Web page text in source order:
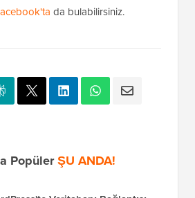
da bulabilirsiniz.
PopülerŞU ANDA!